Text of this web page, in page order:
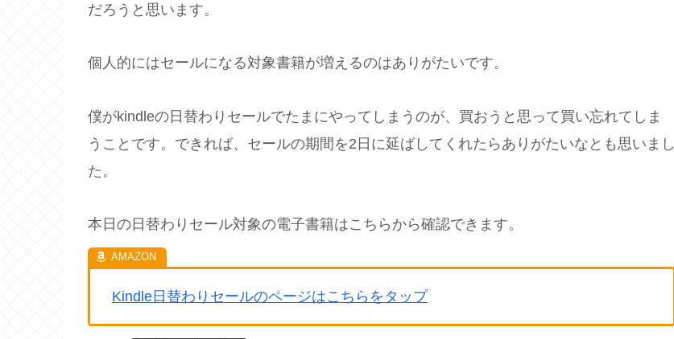
だろうと思います。
個人的にはセールになる対象書籍が増えるのはありがたいです。
僕がkindleの日替わりセールでたまにやってしまうのが、買おうと思って買い忘れてしま
うことです。できれば、セールの期間を2日に延ばしてくれたらありがたいなとも思いまし
た。
本日の日替わりセール対象の電子書籍はこちらから確認できます。
Kindle日替わりセールのページはこちらをタップ